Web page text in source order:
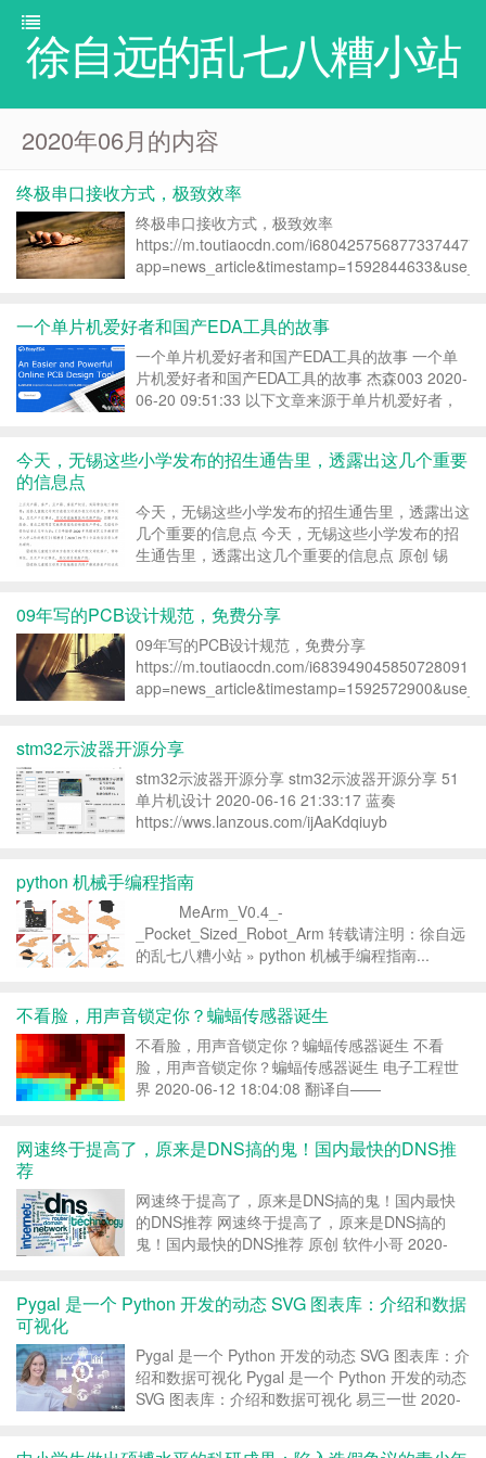
徐自远的乱七八糟小站
2020年06月的内容
终极串口接收方式，极致效率
终极串口接收方式，极致效率
https://m.toutiaocdn.com/i6804257568773374477/
一个单片机爱好者和国产EDA工具的故事
一个单片机爱好者和国产EDA工具的故事 一个单
片机爱好者和国产EDA工具的故事 杰森003 2020-
06-20 09:51:33 以下文章来源于单片机爱好者，
讲故事了！是的，最近看到朋...
今天，无锡这些小学发布的招生通告里，透露出这几个重要
的信息点
今天，无锡这些小学发布的招生通告里，透露出这
几个重要的信息点 今天，无锡这些小学发布的招
生通告里，透露出这几个重要的信息点 原创 锡
天是市区各公办小学发布招生公告的...
09年写的PCB设计规范，免费分享
09年写的PCB设计规范，免费分享
https://m.toutiaocdn.com/i6839490458507280911/
stm32示波器开源分享
stm32示波器开源分享 stm32示波器开源分享 51
单片机设计 2020-06-16 21:33:17 蓝奏
https://wws.lanzous.com/ijAaKdqiuyb
python 机械手编程指南
MeArm_V0.4_-
_Pocket_Sized_Robot_Arm 转载请注明：徐自远
的乱七八糟小站 » python 机械手编程指南...
不看脸，用声音锁定你？蝙蝠传感器诞生
不看脸，用声音锁定你？蝙蝠传感器诞生 不看
脸，用声音锁定你？蝙蝠传感器诞生 电子工程世
界 2020-06-12 18:04:08 翻译自——
进。最近，我们在一种以水母为灵感的...
网速终于提高了，原来是DNS搞的鬼！国内最快的DNS推
荐
网速终于提高了，原来是DNS搞的鬼！国内最快
的DNS推荐 网速终于提高了，原来是DNS搞的
鬼！国内最快的DNS推荐 原创 软件小哥 2020-
小强家，但是却不知道他家在...
Pygal 是一个 Python 开发的动态 SVG 图表库：介绍和数据
可视化
Pygal 是一个 Python 开发的动态 SVG 图表库：介
绍和数据可视化 Pygal 是一个 Python 开发的动态
SVG 图表库：介绍和数据可视化 易三一世 2020-